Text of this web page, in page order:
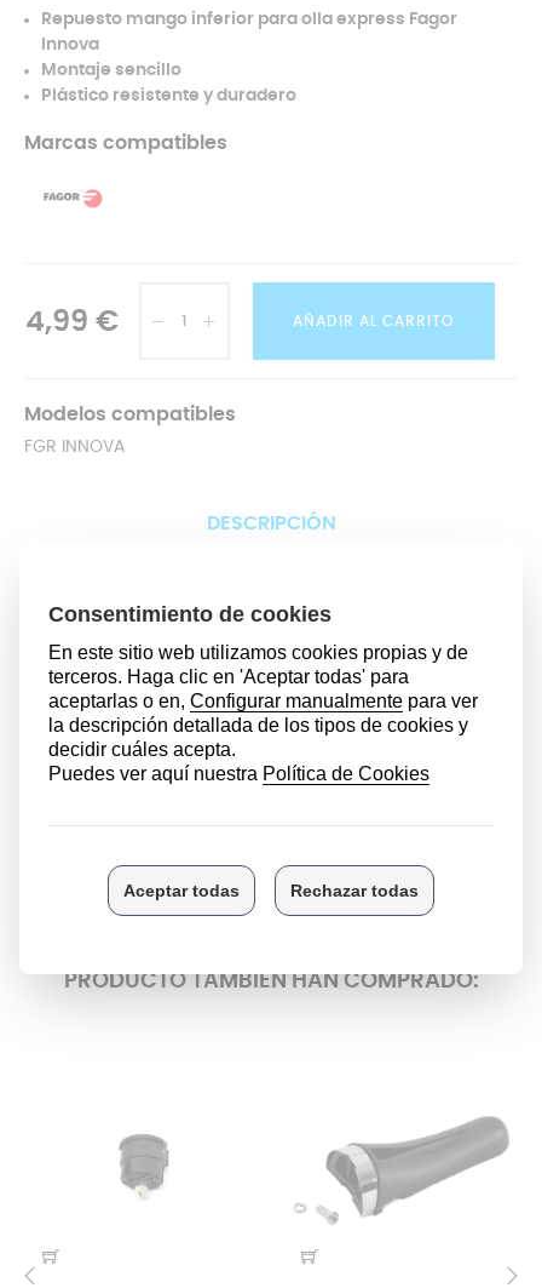
Repuesto mango inferior para olla express Fagor
Innova
Montaje sencillo
Plástico resistente y duradero
Marcas compatibles
4,99 € AÑADIR AL CARRITO
Modelos compatibles
FGR INNOVA
DESCRIPCIÓN
dedos piezas, la superior y la inferior, que encajan
como una tijeray permiten una apertura sin esfuerzos.
Si alguna de estas dos piezas ha sufrido daños, no es
necesario que cambie ambas si la otra está en buen
estado.
Esterecambio corresponde a la parte inferior del
Innova; está fabricado con materiales duraderos y
pocos minutos tener tu olla express como si fuera
PRODUCTO TAMBIÉN HAN COMPRADO: